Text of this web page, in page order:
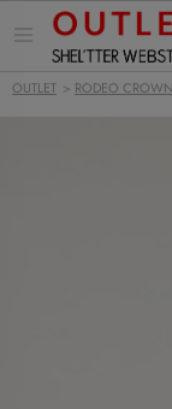
ー
OUTLET > RODEO